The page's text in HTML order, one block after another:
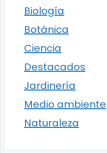
Biología
Botánica
Ciencia
Destacados
Jardinería
Medio ambiente
Naturaleza